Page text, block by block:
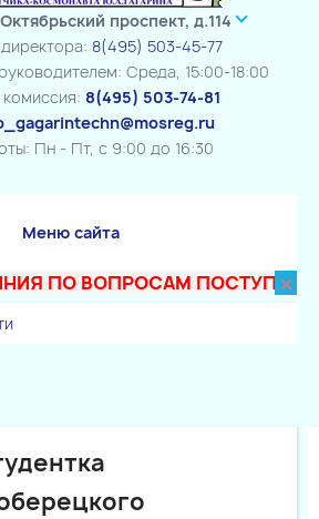
проспект, д.114
8(495) 503-45-77
Среда, 15:00-18:00
8(495) 503-74-81
Пн - Пт, с 9:00 до 16:30
Меню сайта
ПО ВОПРОСАМ ×